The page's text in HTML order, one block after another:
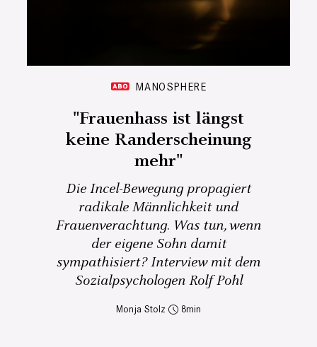
MANOSPHERE
"Frauenhass ist längst
keine Randerscheinung
mehr"
Die Incel-Bewegung propagiert
radikale Männlichkeit und
Frauenverachtung. Was tun, wenn
der eigene Sohn damit
sympathisiert? Interview mit dem
Sozialpsychologen Rolf Pohl
Monja Stolz 8